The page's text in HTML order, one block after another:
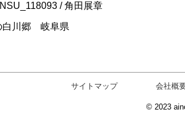
/ 角田展章
白川郷 岐阜県
サイトマップ 会社概
© 2023